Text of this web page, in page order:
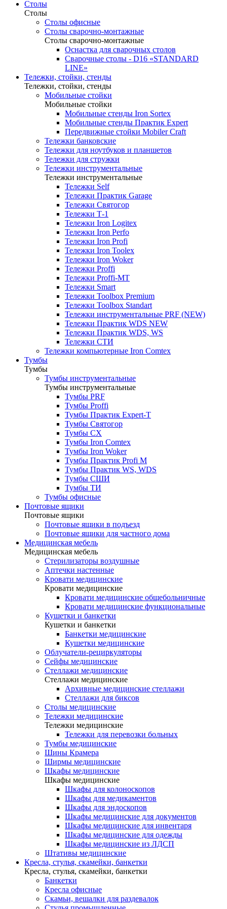
Столы
Столы
Столы офисные
Столы сварочно-монтажные
Столы сварочно-монтажные
Оснастка для сварочных столов
Сварочные столы - D16 «STANDARD
LINE»
Тележки, стойки, стенды
Тележки, стойки, стенды
Мобильные стойки
Мобильные стойки
Мобильные стенды Iron Sortex
Мобильные стенды Практик Expert
Передвижные стойки Mobiler Craft
Тележки банковские
Тележки для ноутбуков и планшетов
Тележки для стружки
Тележки инструментальные
Тележки инструментальные
Тележки Self
Тележки Практик Garage
Тележки Святогор
Тележки Т-1
Тележки Iron Logitex
Тележки Iron Perfo
Тележки Iron Profi
Тележки Iron Toolex
Тележки Iron Woker
Тележки Proffi
Тележки Proffi-MT
Тележки Smart
Тележки Toolbox Premium
Тележки Toolbox Standart
Тележки инструментальные PRF (NEW)
Тележки Практик WDS NEW
Тележки Практик WDS, WS
Тележки СТИ
Тележки компьютерные Iron Comtex
Тумбы
Тумбы
Тумбы инструментальные
Тумбы инструментальные
Тумбы PRF
Тумбы Proffi
Тумбы Практик Expert-T
Тумбы Святогор
Тумбы CX
Тумбы Iron Comtex
Тумбы Iron Woker
Тумбы Практик Profi M
Тумбы Практик WS, WDS
Тумбы СШИ
Тумбы ТИ
Тумбы офисные
Почтовые ящики
Почтовые ящики
Почтовые ящики в подъезд
Почтовые ящики для частного дома
Медицинская мебель
Медицинская мебель
Стерилизаторы воздушные
Аптечки настенные
Кровати медицинские
Кровати медицинские
Кровати медицинские общебольничные
Кровати медицинские функциональные
Кушетки и банкетки
Кушетки и банкетки
Банкетки медицинские
Кушетки медицинские
Облучатели-рециркуляторы
Сейфы медицинские
Стеллажи медицинские
Стеллажи медицинские
Архивные медицинские стеллажи
Стеллажи для биксов
Столы медицинские
Тележки медицинские
Тележки медицинские
Тележки для перевозки больных
Тумбы медицинские
Шины Крамера
Ширмы медицинские
Шкафы медицинские
Шкафы медицинские
Шкафы для колоноскопов
Шкафы для медикаментов
Шкафы для эндоскопов
Шкафы медицинские для документов
Шкафы медицинские для инвентаря
Шкафы медицинские для одежды
Шкафы медицинские из ЛДСП
Штативы медицинские
Кресла, стулья, скамейки, банкетки
Кресла, стулья, скамейки, банкетки
Банкетки
Кресла офисные
Скамьи, вешалки для раздевалок